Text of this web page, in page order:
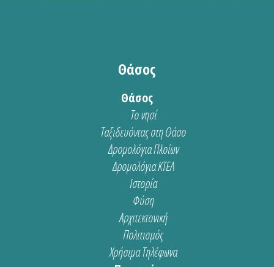
Θάσος
Θάσος
Το νησί
Ταξιδευόντας στη Θάσο
Δρομολόγια Πλοίων
Δρομολόγια ΚΤΕΛ
Ιστορία
Φύση
Αρχιτεκτονική
Πολιτισμός
Χρήσιμα Τηλέφωνα